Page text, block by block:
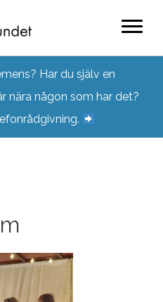
Har du själv en
nära någon som har det?